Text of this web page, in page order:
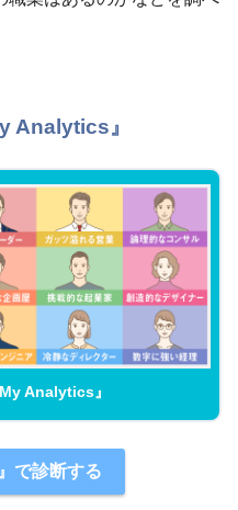
Analytics』
Analytics』
で診断する